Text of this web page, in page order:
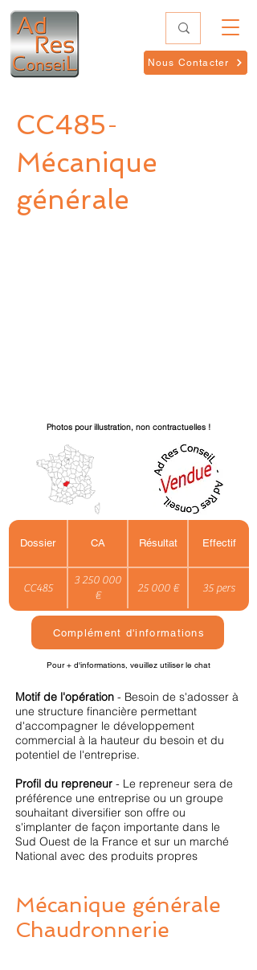
Nous Contacter
CC485 -
Mécanique
générale
Photos pour illustration, non contractuelles !
Dossier CA Résultat Effectif
CC485
3 250 000
€
25 000 € 35 pers
Complément d'informations
Pour + d'informations, veuillez utiliser le chat
Motif de l'opération - Besoin de s'adosser à
une structure financière permettant
d'accompagner le développement
commercial à la hauteur du besoin et du
potentiel de l'entreprise.
Profil du repreneur - Le repreneur sera de
préférence une entreprise ou un groupe
souhaitant diversifier son offre ou
s'implanter de façon importante dans le
Sud Ouest de la France et sur un marché
National avec des produits propres
Mécanique générale
Chaudronnerie